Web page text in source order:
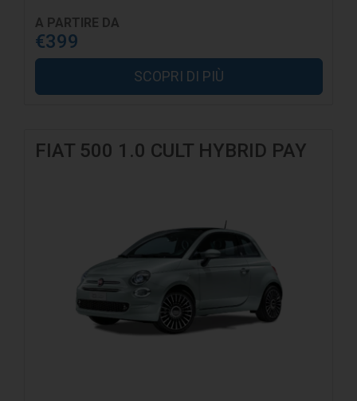
A PARTIRE DA
€399
SCOPRI DI PIÙ
FIAT 500 1.0 CULT HYBRID PAY